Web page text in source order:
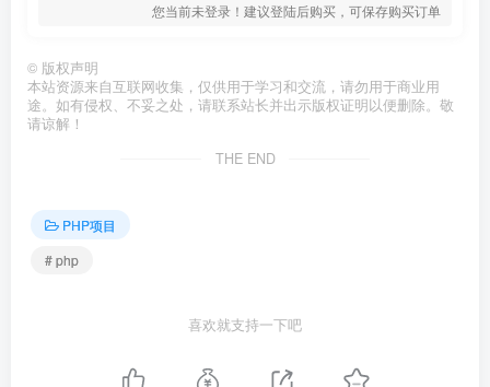
您当前未登录！建议登陆后购买，可保存购买订单
© 版权声明
本站资源来自互联网收集，仅供用于学习和交流，请勿用于商业用
途。如有侵权、不妥之处，请联系站长并出示版权证明以便删除。敬
请谅解！
THE END
PHP项目
# php
喜欢就支持一下吧